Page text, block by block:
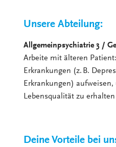
Unsere Abteilung:
Allgemeinpsychiatrie 3 /
Arbeite mit älteren
Erkrankungen (z. B.
Erkrankungen)
Lebensqualität zu
Deine Vorteile bei